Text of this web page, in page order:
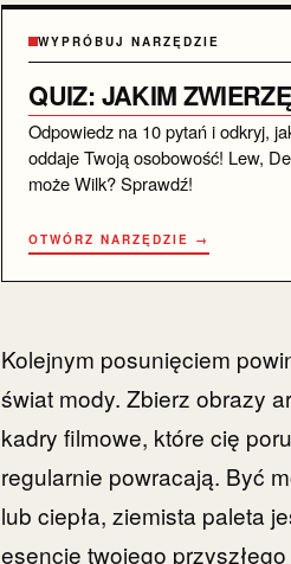
WYPRÓBUJ NARZĘDZIE
QUIZ: JAKIM
Odpowiedz na 10 pytań i odkryj,
oddaje Twoją osobowość! Lew,
może Wilk? Sprawdź!
OTWÓRZ NARZĘDZIE →
Kolejnym posunięciem
świat mody. Zbierz obrazy
kadry filmowe, które cię
regularnie powracają. Być
lub ciepła, ziemista paleta
esencję twojego